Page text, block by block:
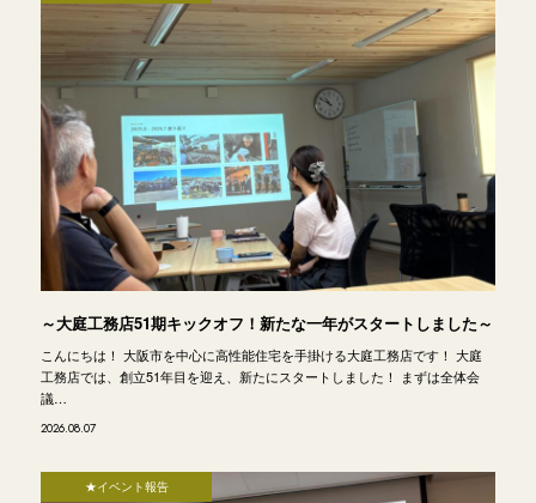
～大庭工務店51期キックオフ！新たな一年がスタートしました～
こんにちは！ 大阪市を中心に高性能住宅を手掛ける大庭工務店です！ 大庭
工務店では、創立51年目を迎え、新たにスタートしました！ まずは全体会
議…
2026.08.07
★イベント報告